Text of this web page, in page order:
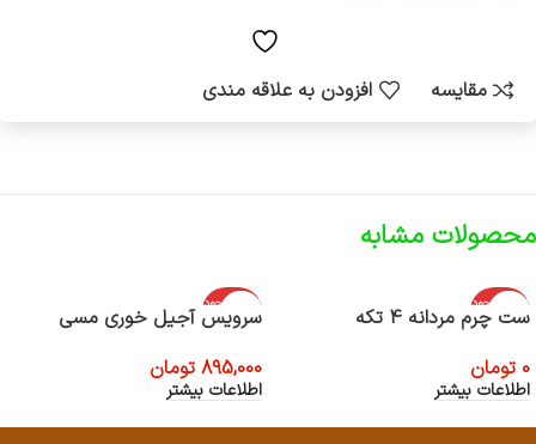
مقایسه افزودن به علاقه مندی
محصولات مشابه
اتمام موجود
ی
ست چرم مردانه 4 تکه
0 تومان
اطلاعات بیشتر
اتمام موجود
ی
سرویس آجیل خوری مسی
895,000 تومان
اطلاعات بیشتر